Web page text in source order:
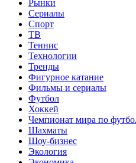
Рынки
Сериалы
Спорт
ТВ
Теннис
Технологии
Тренды
Фигурное катание
Фильмы и сериалы
Футбол
Хоккей
Чемпионат мира по
Шахматы
Шоу-бизнес
Экология